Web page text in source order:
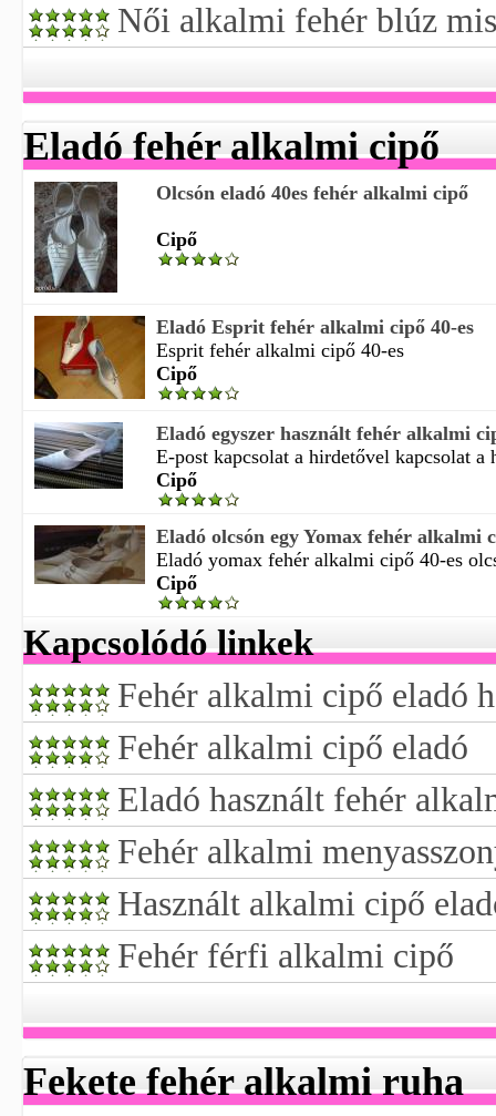
Női alkalmi fehér blúz
Eladó fehér alkalmi cipő
Olcsón eladó 40es fehér alkalmi cipő
Cipő
Eladó Esprit fehér alkalmi cipő 40-es
Esprit fehér alkalmi cipő 40-es
Cipő
Eladó egyszer használt fehér alkalmi
E-post kapcsolat a hirdetővel kapcsolat a
Cipő
Eladó olcsón egy Yomax fehér alkalmi
Eladó yomax fehér alkalmi cipő 40-es
Cipő
Kapcsolódó linkek
Fehér alkalmi cipő eladó
Fehér alkalmi cipő eladó
Eladó használt fehér
Fehér alkalmi
Használt alkalmi cipő
Fehér férfi alkalmi cipő
Fekete fehér alkalmi ruha